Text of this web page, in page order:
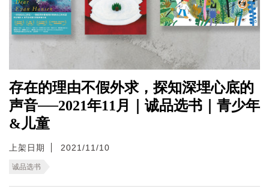
存在的理由不假外求，探知深埋心底的
声音──2021年11月｜诚品选书｜青少年
&儿童
上架日期 2021/11/10
诚品选书